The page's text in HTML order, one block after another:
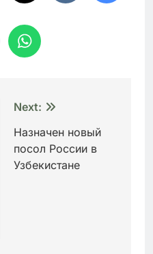
Next:
Назначен новый
посол России в
Узбекистане